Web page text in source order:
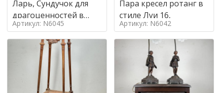
Ларь, Сундучок для
драгоценностей в
стиле
Артикул: N6045
Пара кресел ротанг в
стиле Луи 16,
Артикул: N6042